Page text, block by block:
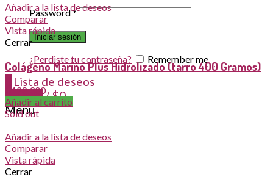
Password*
Iniciar sesión
¿Perdiste tu contraseña? Remember me
Lista de deseos
0items/$0
Menu
Añadir a la lista de deseos
Comparar
Vista rápida
Cerrar
Colágeno Marino Plus Hidrolizado (tarro 400 Gramos)
128,300
Añadir al carrito
Sold out
Añadir a la lista de deseos
Comparar
Vista rápida
Cerrar